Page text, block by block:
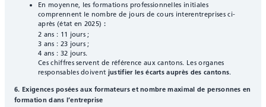
En moyenne, les formations professionnelles initiales
comprennent le nombre de jours de cours interentreprises ci-
après (état en 2025) :
2 ans : 11 jours ;
3 ans : 23 jours ;
4 ans : 32 jours.
Ces chiffres servent de référence aux cantons. Les organes
responsables doivent justifier les écarts auprès des cantons.
6. Exigences posées aux formateurs et nombre maximal de personnes en
formation dans l’entreprise